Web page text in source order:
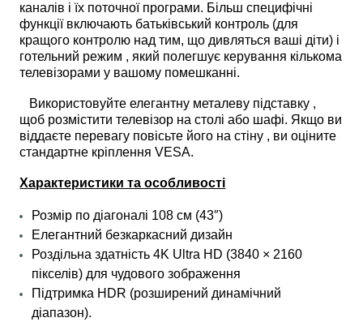
каналів і їх поточної програми. Більш специфічні
функції включають батьківський контроль (для
кращого контролю над тим, що дивляться ваші діти) і
готельний режим , який полегшує керування кількома
телевізорами у вашому помешканні.
Використовуйте елегантну металеву підставку ,
щоб розмістити телевізор на столі або шафі. Якщо ви
віддаєте перевагу повісьте його на стіну , ви оціните
стандартне кріплення VESA.
Характеристики та особливості
Розмір по діагоналі 108 см (43″)
Елегантний безкаркасний дизайн
Роздільна здатність 4K Ultra HD (3840 × 2160
пікселів) для чудового зображення
Підтримка HDR (розширений динамічний
діапазон).